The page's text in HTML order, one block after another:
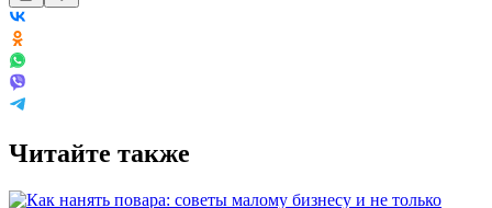
Читайте также